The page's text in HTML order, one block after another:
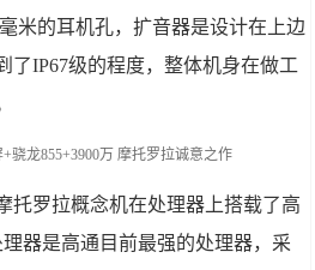
米的耳机孔，扩音器是设计在上边
了IP67级的程度，整体机身在做工
托罗拉概念机在处理器上搭载了高
器是高通目前最强的处理器，采